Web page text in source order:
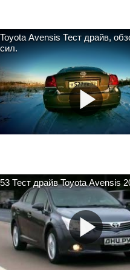
Toyota Avensis Тест драйв,
сил.
53 Тест драйв Toyota Avensis